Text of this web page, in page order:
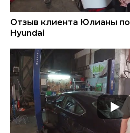
Отзыв клиента Юлианы
Hyundai